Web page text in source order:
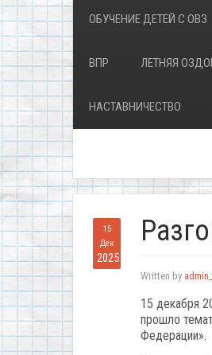
ОБУЧЕНИЕ ДЕТЕЙ С ОВЗ
ВПР ЛЕТНЯЯ
НАСТАВНИЧЕСТВО
15
Дек
2025
Written by
15 декабря
прошло
Федерации».